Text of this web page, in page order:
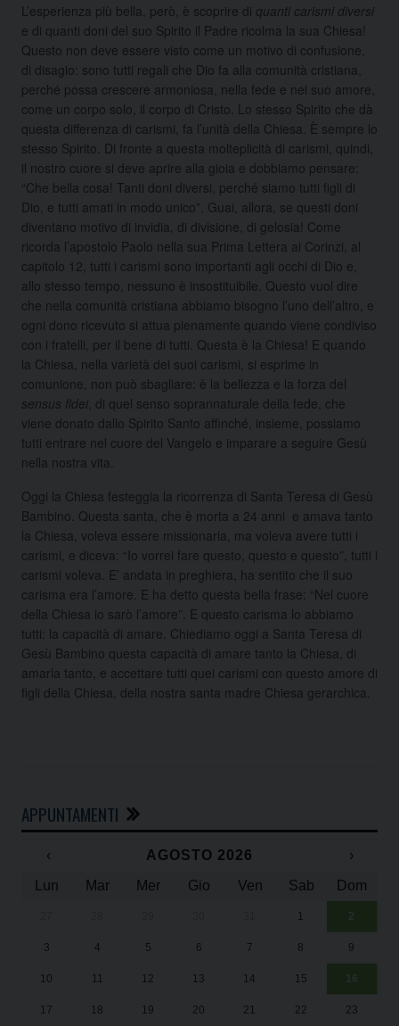
L’esperienza più bella, però, è scoprire di quanti carismi diversi
e di quanti doni del suo Spirito il Padre ricolma la sua Chiesa!
Questo non deve essere visto come un motivo di confusione,
di disagio: sono tutti regali che Dio fa alla comunità cristiana,
perché possa crescere armoniosa, nella fede e nel suo amore,
come un corpo solo, il corpo di Cristo. Lo stesso Spirito che dà
questa differenza di carismi, fa l’unità della Chiesa. È sempre lo
stesso Spirito. Di fronte a questa molteplicità di carismi, quindi,
il nostro cuore si deve aprire alla gioia e dobbiamo pensare:
“Che bella cosa! Tanti doni diversi, perché siamo tutti figli di
Dio, e tutti amati in modo unico”. Guai, allora, se questi doni
diventano motivo di invidia, di divisione, di gelosia! Come
ricorda l’apostolo Paolo nella sua Prima Lettera ai Corinzi, al
capitolo 12, tutti i carismi sono importanti agli occhi di Dio e,
allo stesso tempo, nessuno è insostituibile. Questo vuol dire
che nella comunità cristiana abbiamo bisogno l’uno dell’altro, e
ogni dono ricevuto si attua pienamente quando viene condiviso
con i fratelli, per il bene di tutti. Questa è la Chiesa! E quando
la Chiesa, nella varietà dei suoi carismi, si esprime in
comunione, non può sbagliare: è la bellezza e la forza del
sensus fidei , di quel senso soprannaturale della fede, che
viene donato dallo Spirito Santo affinché, insieme, possiamo
tutti entrare nel cuore del Vangelo e imparare a seguire Gesù
nella nostra vita.
Oggi la Chiesa festeggia la ricorrenza di Santa Teresa di Gesù
Bambino. Questa santa, che è morta a 24 anni e amava tanto
la Chiesa, voleva essere missionaria, ma voleva avere tutti i
carismi, e diceva: “Io vorrei fare questo, questo e questo”, tutti i
carismi voleva. E’ andata in preghiera, ha sentito che il suo
carisma era l’amore. E ha detto questa bella frase: “Nel cuore
della Chiesa io sarò l’amore”. E questo carisma lo abbiamo
tutti: la capacità di amare. Chiediamo oggi a Santa Teresa di
Gesù Bambino questa capacità di amare tanto la Chiesa, di
amarla tanto, e accettare tutti quei carismi con questo amore di
figli della Chiesa, della nostra santa madre Chiesa gerarchica.
APPUNTAMENTI
‹ AGOSTO 2026
›
Lun
Mar Mer Gio Ven Sab Dom
1 2
3 4 5 6 7 8 9
10 11 12 13 14 15 16
17 18 19 20 21 22 23